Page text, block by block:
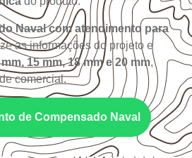
Naval com atendimento para
as informações do projeto e
15 mm, 18 mm e 20 mm,
comercial.
de Compensado Naval